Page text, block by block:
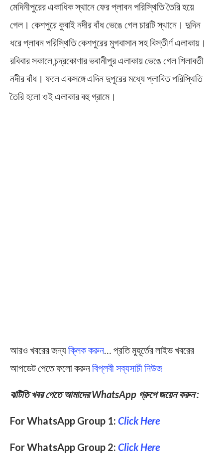
মেদিনীপুরের একাধিক স্থানে ফের প্লাবন পরিস্থিতি তৈরি হয়ে
গেল। কেশপুরে কুবাই নদীর বাঁধ ভেঙে গেল চারটি স্থানে। দুদিন
ধরে প্লাবন পরিস্থিতি কেশপুরের মুগবাসান সহ বিস্তীর্ণ এলাকায়।
রবিবার সকালে চন্দ্রকোণার ভবানীপুর এলাকায় ভেঙে গেল শিলাবতী
নদীর বাঁধ। ফলে একসঙ্গে এদিন দুপুরের মধ্যে প্লাবিত পরিস্থিতি
তৈরি হলো ওই এলাকার বহু গ্রামে।
আরও খবরের জন্যক্লিক করুন… প্রতি মুহূর্তের লাইভ খবরের
আপডেট পেতে ফলো করুনবিপ্লবী সব্যসাচী নিউজ
ঝটিতি খবর পেতে আমাদের WhatsApp গ্রুপে জয়েন করুন :
For WhatsApp Group 1: Click Here
For WhatsApp Group 2: Click Here